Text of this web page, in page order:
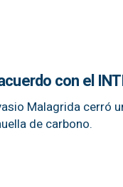
con el
Malagrida cerró
de carbono.